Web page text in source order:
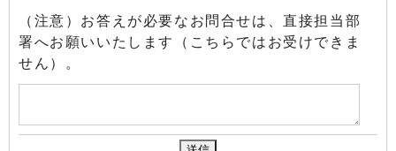
（注意）お答えが必要なお問合せは、直接担当部
署へお願いいたします（こちらではお受けできま
せん）。